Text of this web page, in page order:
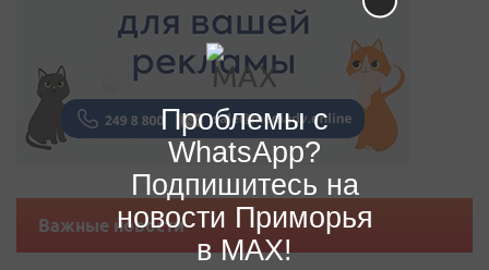
Важные новости
Проблемы с
WhatsApp?
Подпишитесь на
новости Приморья
в MAX!